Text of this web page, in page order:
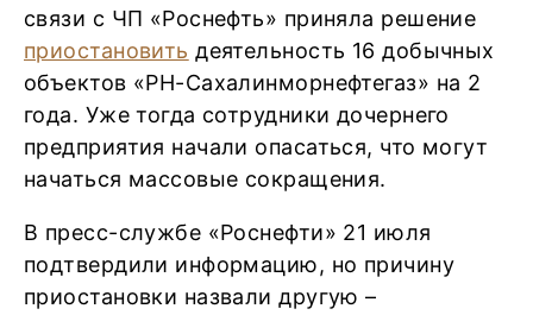
связи с ЧП «Роснефть» приняла решение
приостановить деятельность 16 добычных
объектов «РН-Сахалинморнефтегаз» на 2
года. Уже тогда сотрудники дочернего
предприятия начали опасаться, что могут
начаться массовые сокращения.
В пресс-службе «Роснефти» 21 июля
подтвердили информацию, но причину
приостановки назвали другую –